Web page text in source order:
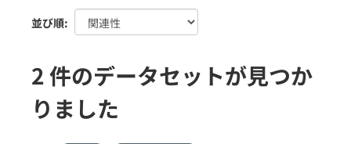
並び順
2 件のデータセットが見つか
りました